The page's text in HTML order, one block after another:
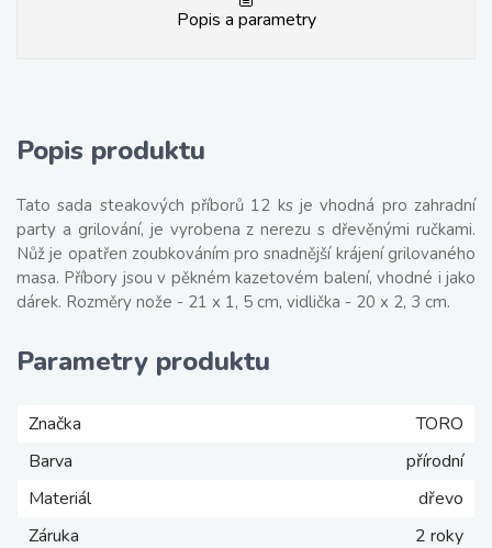
Popis a parametry
Popis produktu
Tato sada steakových příborů 12 ks je vhodná pro zahradní
party a grilování, je vyrobena z nerezu s dřevěnými ručkami.
Nůž je opatřen zoubkováním pro snadnější krájení grilovaného
masa. Příbory jsou v pěkném kazetovém balení, vhodné i jako
dárek. Rozměry nože - 21 x 1, 5 cm, vidlička - 20 x 2, 3 cm.
Parametry produktu
Značka
TORO
Barva
přírodní
Materiál
dřevo
Záruka
2 roky